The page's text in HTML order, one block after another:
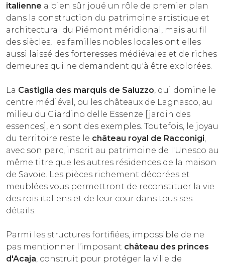
italienne a bien sûr joué un rôle de premier plan
dans la construction du patrimoine artistique et
architectural du Piémont méridional, mais au fil
des siècles, les familles nobles locales ont elles
aussi laissé des forteresses médiévales et de riches
demeures qui ne demandent qu'à être explorées.
La Castiglia des marquis de Saluzzo, qui domine le
centre médiéval, ou les châteaux de Lagnasco, au
milieu du Giardino delle Essenze [jardin des
essences], en sont des exemples. Toutefois, le joyau
du territoire reste le château royal de Racconigi,
avec son parc, inscrit au patrimoine de l'Unesco au
même titre que les autres résidences de la maison
de Savoie. Les pièces richement décorées et
meublées vous permettront de reconstituer la vie
des rois italiens et de leur cour dans tous ses
détails.
Parmi les structures fortifiées, impossible de ne
pas mentionner l'imposant château des princes
d'Acaja, construit pour protéger la ville de